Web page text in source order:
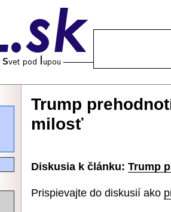
Trump
milosť
Diskusia k článku: Trump
Prispievajte do diskusií ako